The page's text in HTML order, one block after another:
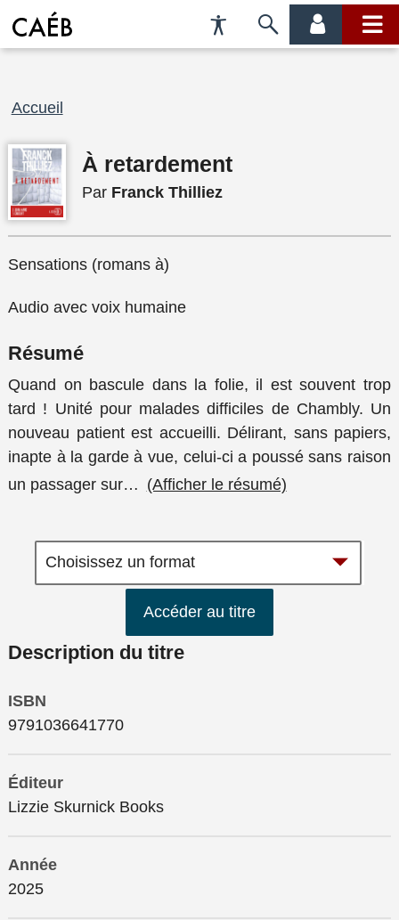
Préférences
d'accessibilité
Passer
menu
menu
Fil
Accueil
À retardement
Par Franck Thilliez
Sensations (romans à)
Audio avec voix humaine
Résumé
Quand on bascule dans la folie, il est souvent trop
tard ! Unité pour malades difficiles de Chambly. Un
nouveau patient est accueilli. Délirant, sans papiers,
inapte à la garde à vue, celui-ci a poussé sans raison
un passager sur… (Afficher le résumé)
Accéder au titre
Description du titre
ISBN
9791036641770
Éditeur
Lizzie Skurnick Books
Année
2025